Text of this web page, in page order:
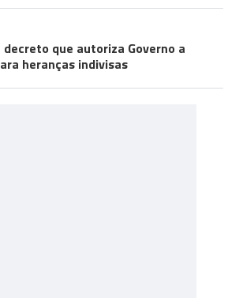
que autoriza Governo a
heranças indivisas